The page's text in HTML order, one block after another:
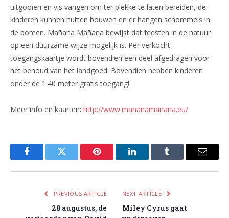
uitgooien en vis vangen om ter plekke te laten bereiden, de
kinderen kunnen hutten bouwen en er hangen schommels in
de bomen. Mañana Mañana bewijst dat feesten in de natuur
op een duurzame wijze mogelijk is. Per verkocht
toegangskaartje wordt bovendien een deel afgedragen voor
het behoud van het landgoed. Bovendien hebben kinderen
onder de 1.40 meter gratis toegang!
Meer info en kaarten: http://www.mananamanana.eu/
FacebookTwitter Pinterest LinkedInTumblr Email
PREVIOUS ARTICLE
28 augustus, de
NEXT ARTICLE
Miley Cyrus gaat